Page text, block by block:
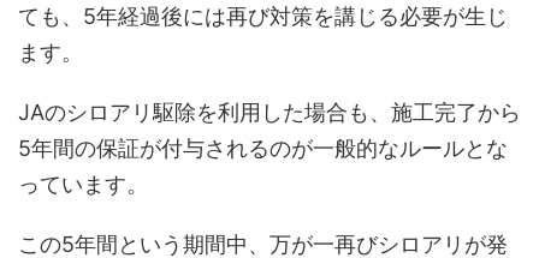
ても、5年経過後には再び対策を講じる必要が生じ
ます。
JAのシロアリ駆除を利用した場合も、施工完了から
5年間の保証が付与されるのが一般的なルールとな
っています。
この5年間という期間中、万が一再びシロアリが発